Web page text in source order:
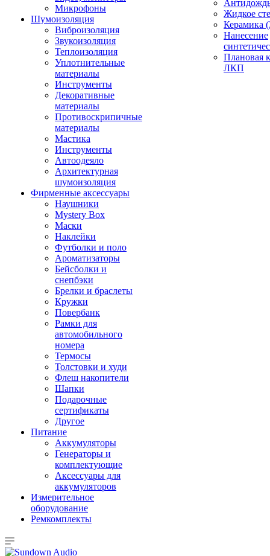
Микрофоны
Шумоизоляция
Виброизоляция
Звукоизоляция
Теплоизоляция
Уплотнительные
материалы
Инструменты
Декоративные
материалы
Противоскрипичные
материалы
Мастика
Инструменты
Автоодеяло
Архитектурная
шумоизоляция
Фирменные аксессуары
Наушники
Mystery Box
Маски
Наклейки
Футболки и поло
Ароматизаторы
Бейсболки и
снепбэки
Брелки и браслеты
Кружки
Повербанк
Рамки для
автомобильного
номера
Термосы
Толстовки и худи
Флеш накопители
Шапки
Подарочные
сертификаты
Другое
Питание
Аккумуляторы
Генераторы и
комплектующие
Аксессуары для
аккумуляторов
Измерительное
оборудование
Ремкомплекты
Жидкое
Керамика
Нанесение
Плановая
ЛКП